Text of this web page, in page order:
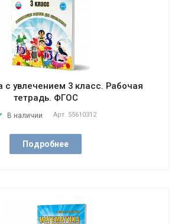
с увлечением 3 класс. Рабочая
тетрадь. ФГОС
В наличии Арт. 55610312
Подробнее